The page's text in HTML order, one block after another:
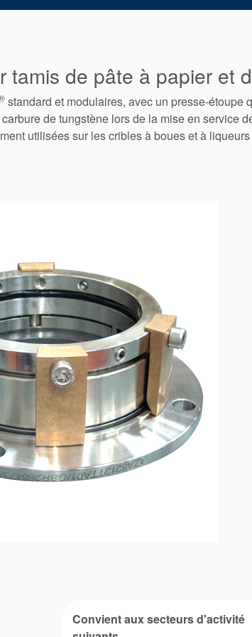
tamis de pâte à papier et
standard et modulaires, avec un presse-
de tungstène lors de la mise en service
utilisées sur les cribles à boues et à
Convient aux secteurs d'activité